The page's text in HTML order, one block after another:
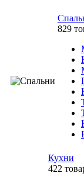
829
Кухни
422